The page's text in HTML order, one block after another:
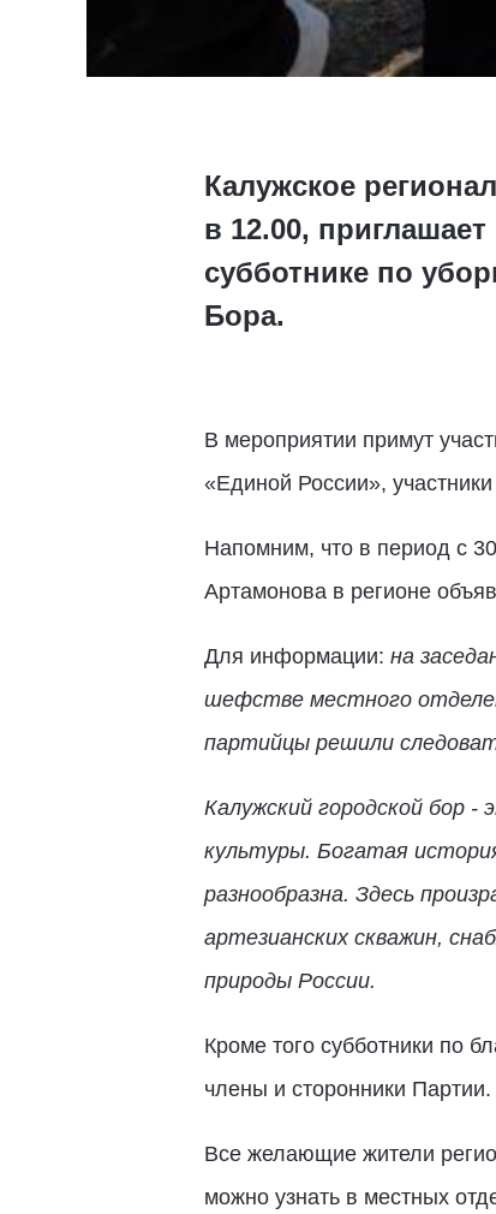
Калужское
в 12.00,
субботнике по
Бора.
В мероприятии примут
«Единой России»,
Напомним, что в период с
Артамонова в регионе
Для информации: на
шефстве местного
партийцы решили
Калужский городской бор -
культуры. Богатая
разнообразна. Здесь
артезианских скважин,
природы России.
Кроме того субботники по
члены и сторонники Партии.
Все желающие жители
можно узнать в местных